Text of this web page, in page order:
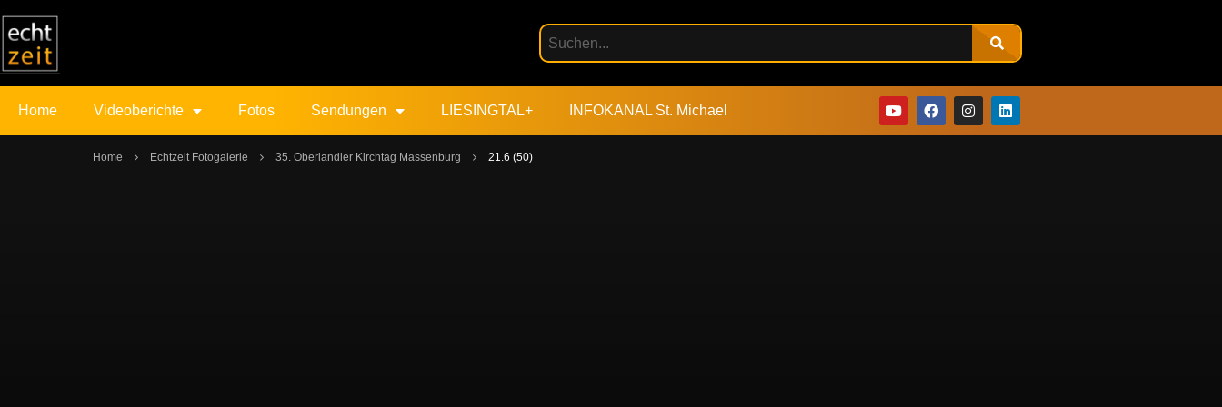
Home Videoberichte Fotos Sendungen LIESINGTAL+ INFOKANAL St. Michael
Home Echtzeit Fotogalerie 35. Oberlandler Kirchtag Massenburg 21.6 (50)